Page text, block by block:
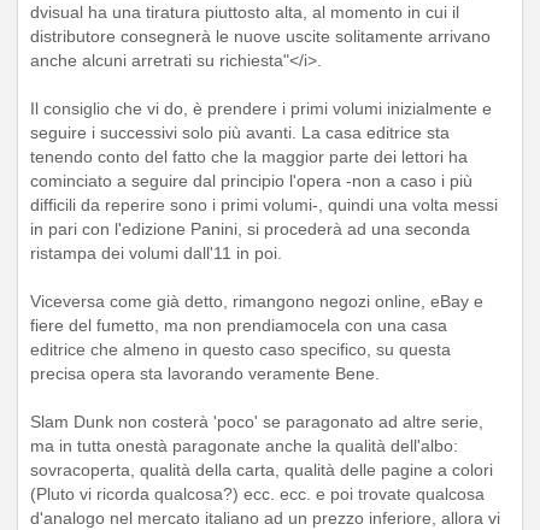
dvisual ha una tiratura piuttosto alta, al momento in cui il
distributore consegnerà le nuove uscite solitamente arrivano
anche alcuni arretrati su richiesta"</i>.
Il consiglio che vi do, è prendere i primi volumi inizialmente e
seguire i successivi solo più avanti. La casa editrice sta
tenendo conto del fatto che la maggior parte dei lettori ha
cominciato a seguire dal principio l'opera -non a caso i più
difficili da reperire sono i primi volumi-, quindi una volta messi
in pari con l'edizione Panini, si procederà ad una seconda
ristampa dei volumi dall'11 in poi.
Viceversa come già detto, rimangono negozi online, eBay e
fiere del fumetto, ma non prendiamocela con una casa
editrice che almeno in questo caso specifico, su questa
precisa opera sta lavorando veramente Bene.
Slam Dunk non costerà 'poco' se paragonato ad altre serie,
ma in tutta onestà paragonate anche la qualità dell'albo:
sovracoperta, qualità della carta, qualità delle pagine a colori
(Pluto vi ricorda qualcosa?) ecc. ecc. e poi trovate qualcosa
d'analogo nel mercato italiano ad un prezzo inferiore, allora vi